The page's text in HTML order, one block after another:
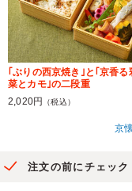
｢ぶりの西京焼き｣と｢京香る
菜とカモ｣の二段重
2,020円
（税込）
京
注文の前にチェック